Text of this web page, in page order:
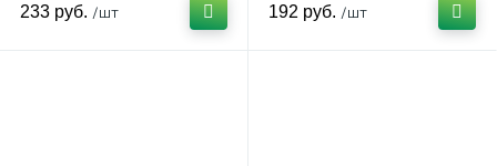
233 руб. /шт 192 руб. /шт